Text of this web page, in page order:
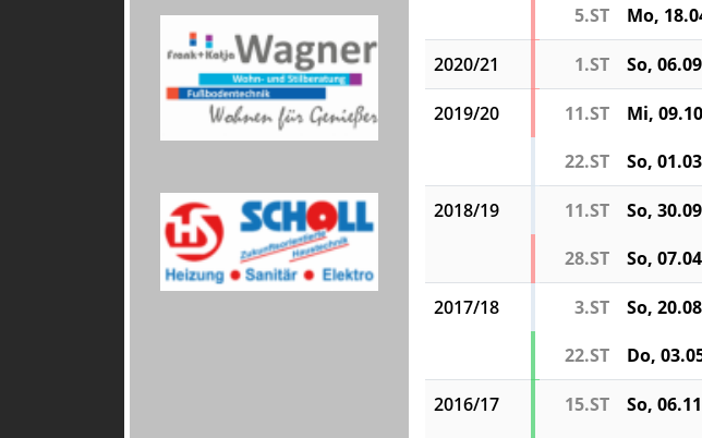
5.ST
Mo,
2020/21 1.ST So,
2019/20 11.ST Mi,
22.ST
So,
2018/19 11.ST So,
28.ST
So,
2017/18 3.ST So,
22.ST
Do,
2016/17 15.ST So,